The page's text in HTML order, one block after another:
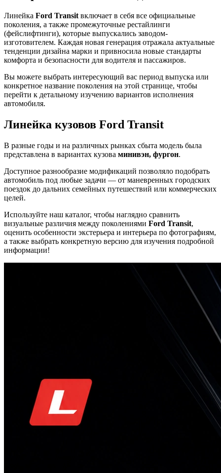
Линейка Ford Transit включает в себя все официальные
поколения, а также промежуточные рестайлинги
(фейслифтинги), которые выпускались заводом-
изготовителем. Каждая новая генерация отражала актуальные
тенденции дизайна марки и привносила новые стандарты
комфорта и безопасности для водителя и пассажиров.
Вы можете выбрать интересующий вас период выпуска или
конкретное название поколения на этой странице, чтобы
перейти к детальному изучению вариантов исполнения
автомобиля.
Линейка кузовов Ford Transit
В разные годы и на различных рынках сбыта модель была
представлена в вариантах кузова минивэн, фургон.
Доступное разнообразие модификаций позволяло подобрать
автомобиль под любые задачи — от маневренных городских
поездок до дальних семейных путешествий или коммерческих
целей.
Используйте наш каталог, чтобы наглядно сравнить
визуальные различия между поколениями Ford Transit,
оценить особенности экстерьера и интерьера по фотографиям,
а также выбрать конкретную версию для изучения подробной
информации!